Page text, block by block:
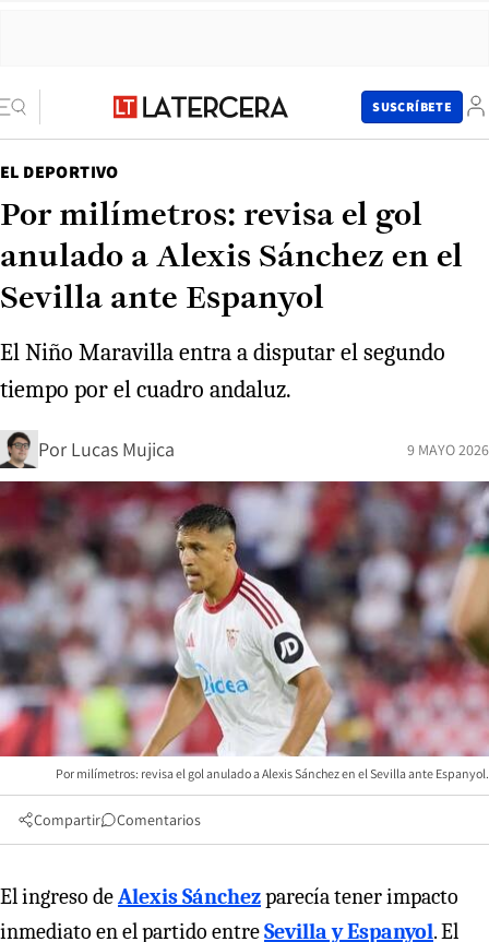
SUSCRÍBETE
EL DEPORTIVO
Por milímetros: revisa el gol
anulado a Alexis Sánchez en el
Sevilla ante Espanyol
El Niño Maravilla entra a disputar el segundo
tiempo por el cuadro andaluz.
Por Lucas Mujica 9 MAYO 2026
Por milímetros: revisa el gol anulado a Alexis Sánchez en el Sevilla ante Espanyol.
Compartir Comentarios
El ingreso deAlexis Sánchezparecía tener impacto
inmediato en el partido entreSevilla y Espanyol. El